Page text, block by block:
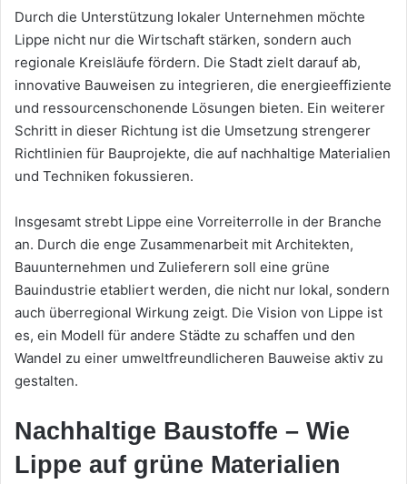
Durch die Unterstützung lokaler Unternehmen möchte
Lippe nicht nur die Wirtschaft stärken, sondern auch
regionale Kreisläufe fördern. Die Stadt zielt darauf ab,
innovative Bauweisen zu integrieren, die energieeffiziente
und ressourcenschonende Lösungen bieten. Ein weiterer
Schritt in dieser Richtung ist die Umsetzung strengerer
Richtlinien für Bauprojekte, die auf nachhaltige Materialien
und Techniken fokussieren.
Insgesamt strebt Lippe eine Vorreiterrolle in der Branche
an. Durch die enge Zusammenarbeit mit Architekten,
Bauunternehmen und Zulieferern soll eine grüne
Bauindustrie etabliert werden, die nicht nur lokal, sondern
auch überregional Wirkung zeigt. Die Vision von Lippe ist
es, ein Modell für andere Städte zu schaffen und den
Wandel zu einer umweltfreundlicheren Bauweise aktiv zu
gestalten.
Nachhaltige Baustoffe – Wie
Lippe auf grüne Materialien